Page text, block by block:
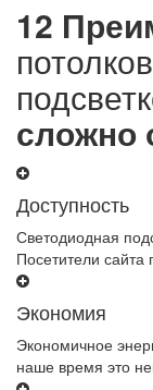
12
сложно
Доступность
Светодиодная
Посетители сайта
Экономия
Экономичное
наше время это